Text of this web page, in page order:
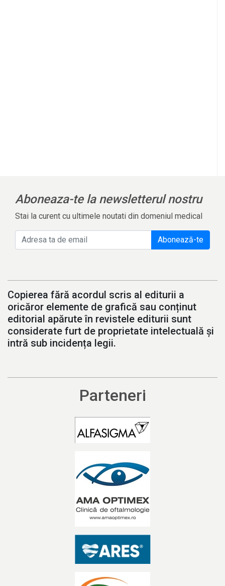
Aboneaza-te la newsletterul nostru
Stai la curent cu ultimele noutati din domeniul medical
Abonează-te
Copierea fără acordul scris al editurii a
oricăror elemente de grafică sau conținut
editorial apărute în revistele editurii sunt
considerate furt de proprietate intelectuală și
intră sub incidența legii.
Parteneri